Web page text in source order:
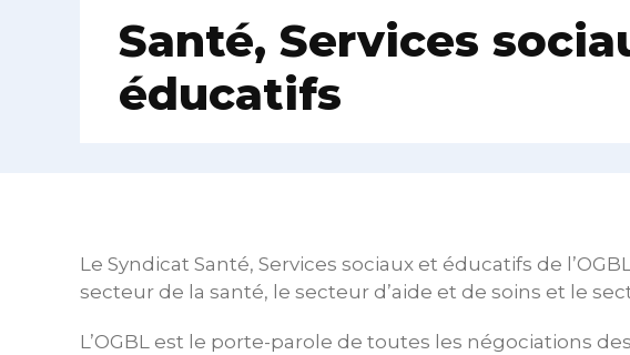
Santé, Services
éducatifs
Le Syndicat Santé, Services sociaux et éducatifs de
secteur de la santé, le secteur d’aide et de soins et le
L’OGBL est le porte-parole de toutes les négociations